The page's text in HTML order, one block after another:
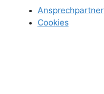
Ansprechpartner
Cookies